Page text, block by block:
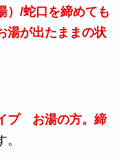
）/蛇口を締めても
湯が出たままの状
プ お湯の方。締